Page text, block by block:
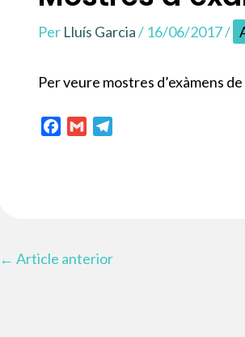
Per Lluís Garcia/ 16/06/2017/
Per veure mostres d’exàmens
k
G
m
← Article anterior